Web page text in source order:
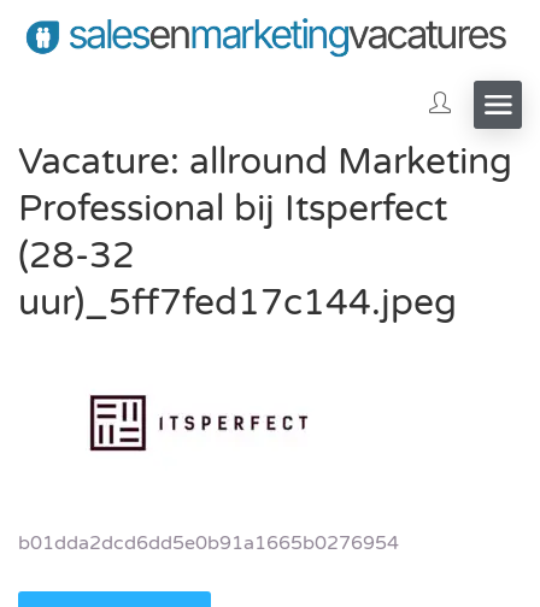
Vacature: allround Marketing
Professional bij Itsperfect
(28-32
uur)_5ff7fed17c144.jpeg
b01dda2dcd6dd5e0b91a1665b0276954